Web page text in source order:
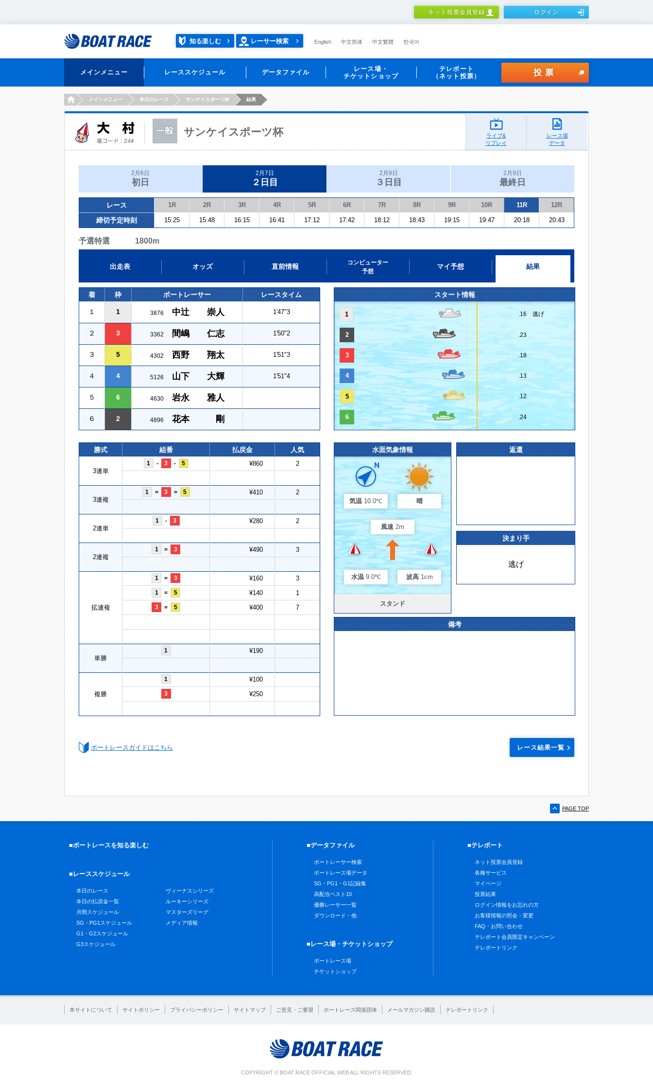
ネット投票会員登録 ログイン
知る楽しむ レーサー検索 English 中文简体 中文繁體 한국어
メインメニュー レーススケジュール データファイル
レース場・
チケットショップ
テレボート
（ネット投票）
投票
HOMEメインメニュー 本日のレース サンケイスポーツ杯 結果
サンケイスポーツ杯
ライブ&
リプレイ
レース場
データ
2月6日
初日
2月7日
２日目
2月8日
３日目
2月9日
最終日
レース 1R 2R 3R 4R 5R 6R 7R 8R 9R 10R 11R 12R
締切予定時刻 15:25 15:48 16:15 16:41 17:12 17:42 18:12 18:43 19:15 19:47 20:18 20:43
予選特選 1800m
出走表 オッズ 直前情報
コンピューター
予想
マイ予想 結果
着 枠 ボートレーサー レースタイム
１ 1 3876 中辻 崇人 1'47"3
２ 3 3362 間嶋 仁志 1'50"2
３ 5 4302 西野 翔太 1'51"3
４ 4 5126 山下 大輝 1'51"4
５ 6 4630 岩永 雅人
６ 2 4896 花本 剛
スタート情報
1 .16 逃げ
2 .23
3 .18
4 .13
5 .12
6 .24
勝式 組番 払戻金 人気
3連単
1 - 3 - 5 ¥860 2
3連複
1 = 3 = 5 ¥410 2
2連単
1 - 3 ¥280 2
2連複
1 = 3 ¥490 3
拡連複
1 = 3 ¥160 3
1 = 5 ¥140 1
3 = 5 ¥400 7
単勝
1 ¥190
複勝
1 ¥100
3 ¥250
水面気象情報
気温 10.0℃ 晴
風速 2m
水温 9.0℃ 波高 1cm
スタンド
返還
決まり手
逃げ
備考
ボートレースガイドはこちら レース結果一覧
PAGE TOP
■ボートレースを知る楽しむ
■レーススケジュール
本日のレース
本日の払戻金一覧
月間スケジュール
SG・PG1スケジュール
G1・G2スケジュール
G3スケジュール
ヴィーナスシリーズ
ルーキーシリーズ
マスターズリーグ
メディア情報
■データファイル
ボートレーサー検索
ボートレース場データ
SG・PG1・G1記録集
高配当ベスト10
優勝レーサー一覧
ダウンロード・他
■レース場・チケットショップ
ボートレース場
チケットショップ
■テレボート
ネット投票会員登録
各種サービス
マイページ
投票結果
ログイン情報をお忘れの方
お客様情報の照会・変更
FAQ・お問い合わせ
テレボート会員限定キャンペーン
テレボートリンク
本サイトについて サイトポリシー プライバシーポリシー サイトマップ ご意見・ご要望 ボートレース関係団体 メールマガジン購読 テレボートリンク
COPYRIGHT © BOAT RACE OFFICIAL WEB ALL RIGHTS RESERVED.